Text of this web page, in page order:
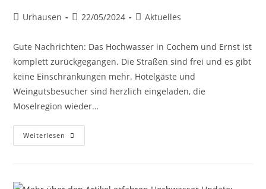
Urhausen 22/05/2024 Aktuelles
Gute Nachrichten: Das Hochwasser in Cochem und Ernst ist
komplett zurückgegangen. Die Straßen sind frei und es gibt
keine Einschränkungen mehr. Hotelgäste und
Weingutsbesucher sind herzlich eingeladen, die
Moselregion wieder…
Weiterlesen